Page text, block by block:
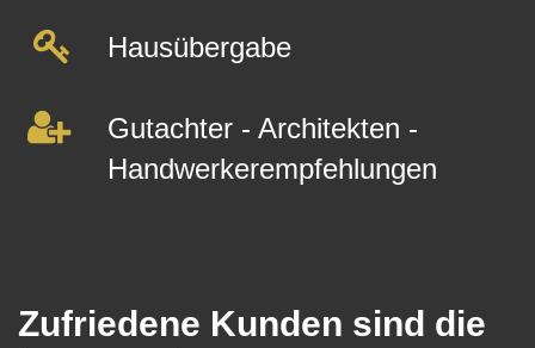
Hausübergabe
Gutachter - Architekten -
Handwerkerempfehlungen
Zufriedene Kunden sind die